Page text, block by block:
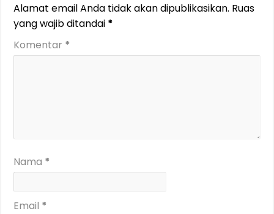
Alamat email Anda tidak akan dipublikasikan. Ruas
yang wajib ditandai *
Komentar *
Nama *
Email *